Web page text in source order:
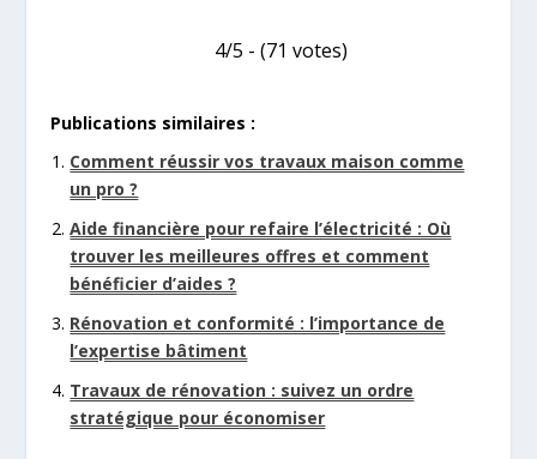
4/5 - (71 votes)
Publications similaires :
Comment réussir vos travaux maison comme
un pro ?
Aide financière pour refaire l’électricité : Où
trouver les meilleures offres et comment
bénéficier d’aides ?
Rénovation et conformité : l’importance de
l’expertise bâtiment
Travaux de rénovation : suivez un ordre
stratégique pour économiser